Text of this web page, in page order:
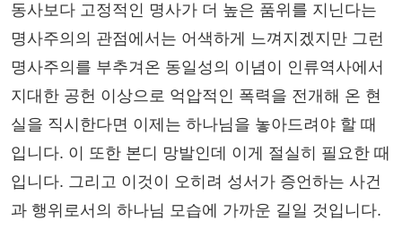
동사보다 고정적인 명사가 더 높은 품위를 지닌다는
명사주의의 관점에서는 어색하게 느껴지겠지만 그런
명사주의를 부추겨온 동일성의 이념이 인류역사에서
지대한 공헌 이상으로 억압적인 폭력을 전개해 온 현
실을 직시한다면 이제는 하나님을 놓아드려야 할 때
입니다. 이 또한 본디 망발인데 이게 절실히 필요한 때
입니다. 그리고 이것이 오히려 성서가 증언하는 사건
과 행위로서의 하나님 모습에 가까운 길일 것입니다.